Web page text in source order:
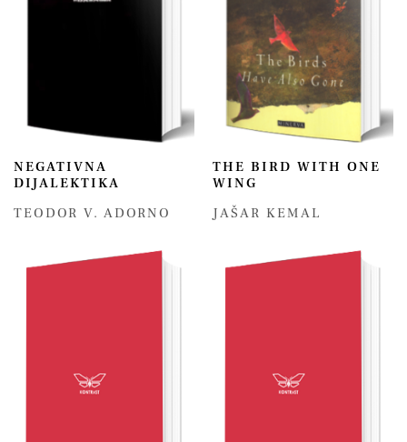
NEGATIVNA
DIJALEKTIKA
TEODOR V. ADORNO
THE BIRD WITH ONE
WING
JAŠAR KEMAL